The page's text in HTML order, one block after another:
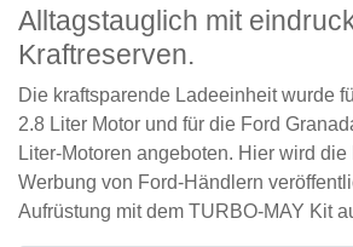
Alltagstauglich mit
Kraftreserven.
Die kraftsparende Ladeeinheit wurde
2.8 Liter Motor und für die Ford
Liter-Motoren angeboten. Hier wird
Werbung von Ford-Händlern
Aufrüstung mit dem TURBO-MAY Kit